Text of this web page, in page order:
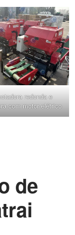
redonda e
com motor elétrico
de